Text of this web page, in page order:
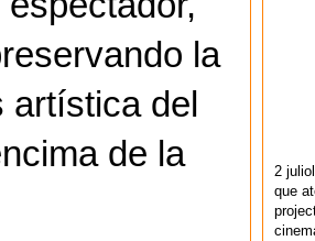
la
artística del
de la
2
que